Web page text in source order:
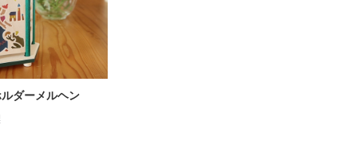
ダーメルヘン